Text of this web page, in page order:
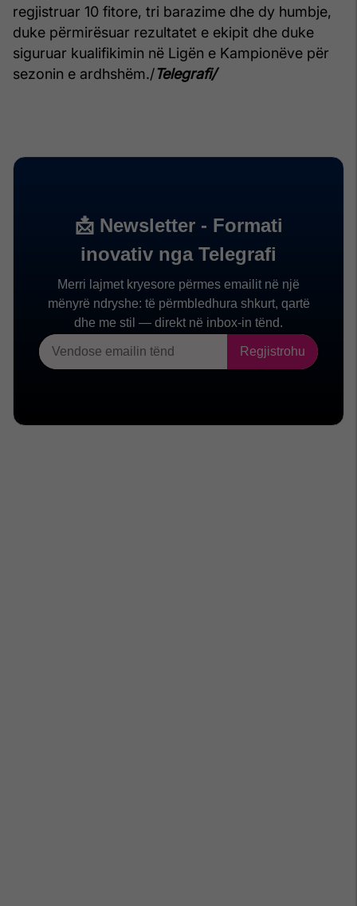
regjistruar 10 fitore, tri barazime dhe dy humbje,
duke përmirësuar rezultatet e ekipit dhe duke
siguruar kualifikimin në Ligën e Kampionëve për
sezonin e ardhshëm./Telegrafi/